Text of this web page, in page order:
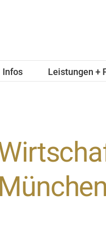
Infos Leistungen +
München